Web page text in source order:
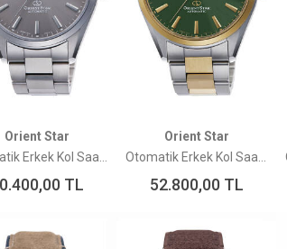
Orient Star
Otomatik Erkek Kol Saati RE-AU0404N00B
TL
Orient Star
Otomatik Erkek Kol Saati RE-AU0405E00B
52.800,00TL